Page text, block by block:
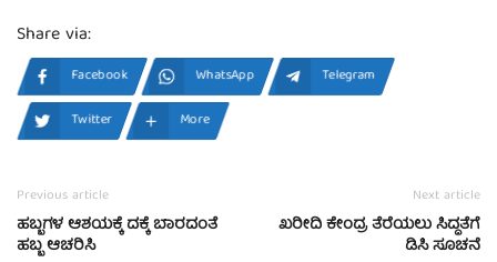
Share via:
Facebook WhatsApp
Telegram
Twitter
More
Previous article
ಹಬ್ಬಗಳ ಆಶಯಕ್ಕೆ ದಕ್ಕೆ ಬಾರದಂತೆ
ಹಬ್ಬ ಆಚರಿಸಿ
Next article
ಖರೀದಿ ಕೇಂದ್ರ ತೆರೆಯಲು ಸಿದ್ಧತೆಗೆ
ಡಿಸಿ ಸೂಚನೆ